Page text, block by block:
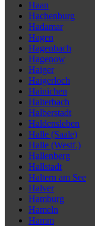
Haan
Hachenburg
Hadamar
Hagen
Hagenbach
Hagenow
Haiger
Haigerloch
Hainichen
Haiterbach
Halberstadt
Haldensleben
Halle (Saale)
Halle (Westf.)
Hallenberg
Hallstadt
Haltern am See
Halver
Hamburg
Hameln
Hamm